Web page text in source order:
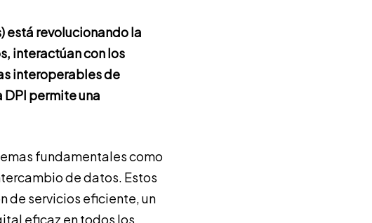
está revolucionando la
interactúan con los
interoperables de
permite una
fundamentales como
de datos. Estos
de servicios eficiente, un
eficaz en todos los